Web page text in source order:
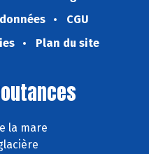
CGU
Plan du site
la mare